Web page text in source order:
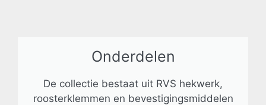
Onderdelen
De collectie bestaat uit RVS hekwerk,
roosterklemmen en bevestigingsmiddelen